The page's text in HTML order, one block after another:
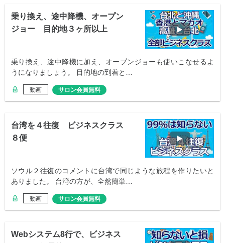
乗り換え、途中降機、オープン
ジョー 目的地３ヶ所以上
乗り換え、途中降機に加え、オープンジョーも使いこなせるよ
うになりましょう。 目的地の到着と…
動画 サロン会員無料
台湾を４往復 ビジネスクラス
８便
ソウル２往復のコメントに台湾で同じような旅程を作りたいと
ありました。 台湾の方が、全然簡単…
動画 サロン会員無料
Webシステム8行で、ビジネス